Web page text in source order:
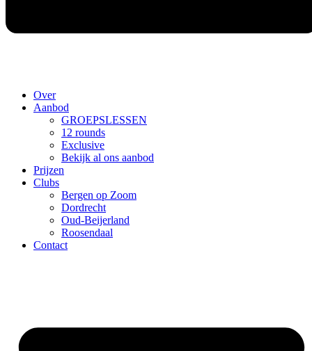
Over
Aanbod
GROEPSLESSEN
12 rounds
Exclusive
Bekijk al ons aanbod
Prijzen
Clubs
Bergen op Zoom
Dordrecht
Oud-Beijerland
Roosendaal
Contact